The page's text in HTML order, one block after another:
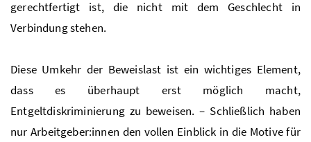
gerechtfertigt ist, die nicht mit dem Geschlecht in
Verbindung stehen.
Diese Umkehr der Beweislast ist ein wichtiges Element,
dass es überhaupt erst möglich macht,
Entgeltdiskriminierung zu beweisen. – Schließlich haben
nur Arbeitgeber:innen den vollen Einblick in die Motive für